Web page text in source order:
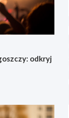
odkryj